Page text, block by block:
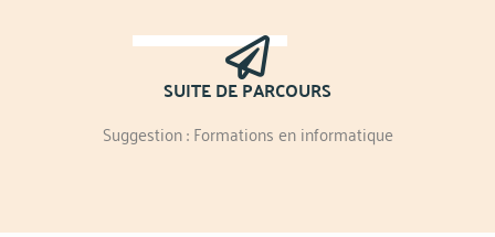
SUITE DE PARCOURS
Suggestion : Formations en informatique